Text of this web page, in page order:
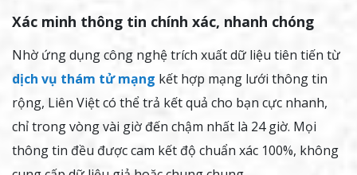
Xác minh thông tin chính xác, nhanh chóng
Nhờ ứng dụng công nghệ trích xuất dữ liệu tiên tiến từ
dịch vụ thám tử mạng kết hợp mạng lưới thông tin
rộng, Liên Việt có thể trả kết quả cho bạn cực nhanh,
chỉ trong vòng vài giờ đến chậm nhất là 24 giờ. Mọi
thông tin đều được cam kết độ chuẩn xác 100%, không